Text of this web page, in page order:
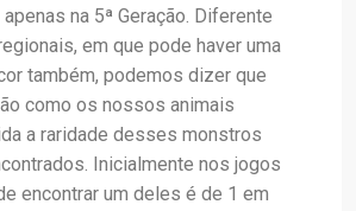
na 5ª Geração. Diferente
em que pode haver uma
também, podemos dizer que
como os nossos animais
a raridade desses monstros
Inicialmente nos jogos
encontrar um deles é de 1 em